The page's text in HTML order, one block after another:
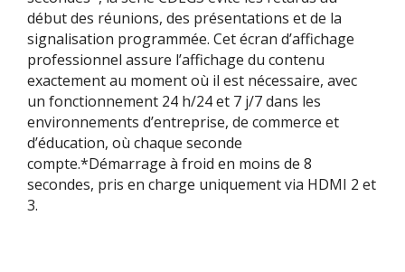
début des réunions, des présentations et de la
signalisation programmée. Cet écran d’affichage
professionnel assure l’affichage du contenu
exactement au moment où il est nécessaire, avec
un fonctionnement 24 h/24 et 7 j/7 dans les
environnements d’entreprise, de commerce et
d’éducation, où chaque seconde
compte.*Démarrage à froid en moins de 8
secondes, pris en charge uniquement via HDMI 2 et
3.